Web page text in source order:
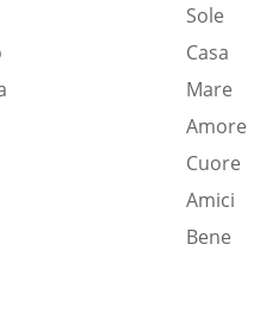
Sole
Casa
Mare
Amore
Cuore
Amici
Bene